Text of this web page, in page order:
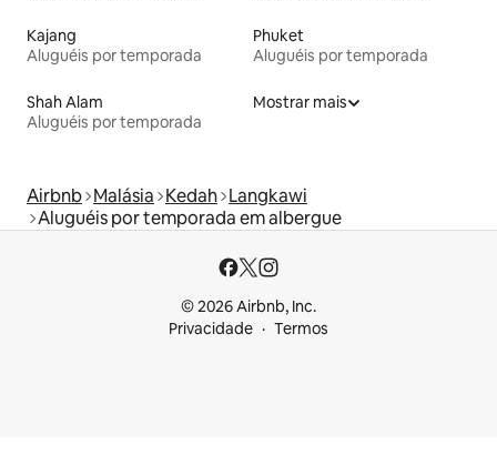
Kajang
Aluguéis por temporada
Phuket
Aluguéis por temporada
Shah Alam
Aluguéis por temporada
Mostrar mais
Airbnb Malásia Kedah Langkawi
Aluguéis por temporada em albergue
© 2026 Airbnb, Inc.
Privacidade
Termos